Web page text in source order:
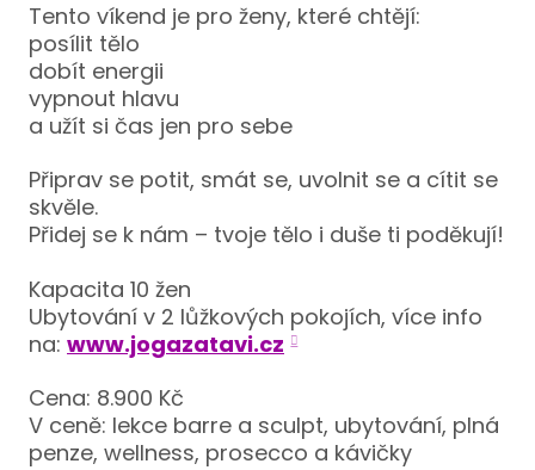
Tento víkend je pro ženy, které chtějí:
posílit tělo
dobít energii
vypnout hlavu
a užít si čas jen pro sebe
Připrav se potit, smát se, uvolnit se a cítit se
skvěle.
Přidej se k nám – tvoje tělo i duše ti poděkují!
Kapacita 10 žen
Ubytování v 2 lůžkových pokojích, více info
na: www.jogazatavi.cz
Cena: 8.900 Kč
V ceně: lekce barre a sculpt, ubytování, plná
penze, wellness, prosecco a kávičky